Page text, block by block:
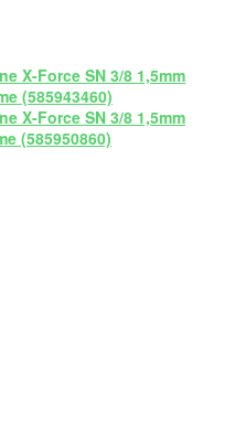
X-Force SN 3/8 1,5mm
(585943460)
X-Force SN 3/8 1,5mm
(585950860)